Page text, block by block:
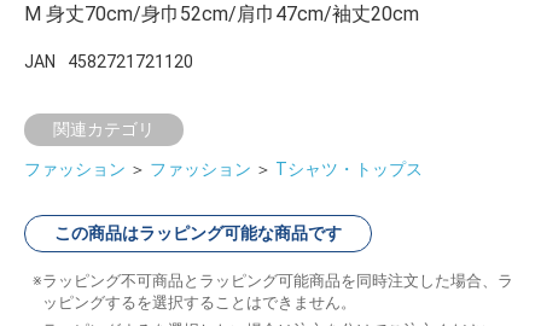
M 身丈70cm/身巾52cm/肩巾47cm/袖丈20cm
JAN 4582721721120
関連カテゴリ
ファッション ＞ ファッション ＞ Tシャツ・トップス
この商品はラッピング可能な商品です
ラッピング不可商品とラッピング可能商品を同時注文した場合、ラ
ッピングするを選択することはできません。